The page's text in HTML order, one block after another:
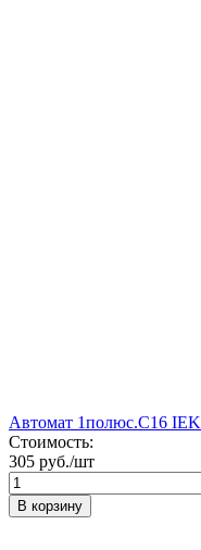
Автомат 1полюс.С16 IEK
Стоимость:
305 руб./шт
В корзину